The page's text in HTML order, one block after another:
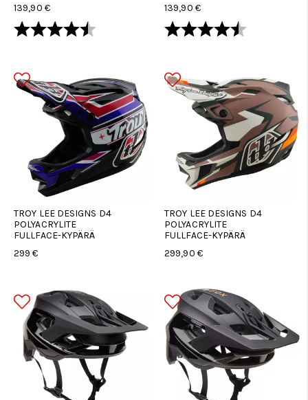
139,90 €
Arvio: 4.3 5:sta tähdestä
139,90 €
Arvio:
TROY LEE DESIGNS D4
POLYACRYLITE
FULLFACE-KYPÄRÄ
299 €
TROY LEE DESIGNS D4
POLYACRYLITE
FULLFACE-KYPÄRÄ
299,90 €